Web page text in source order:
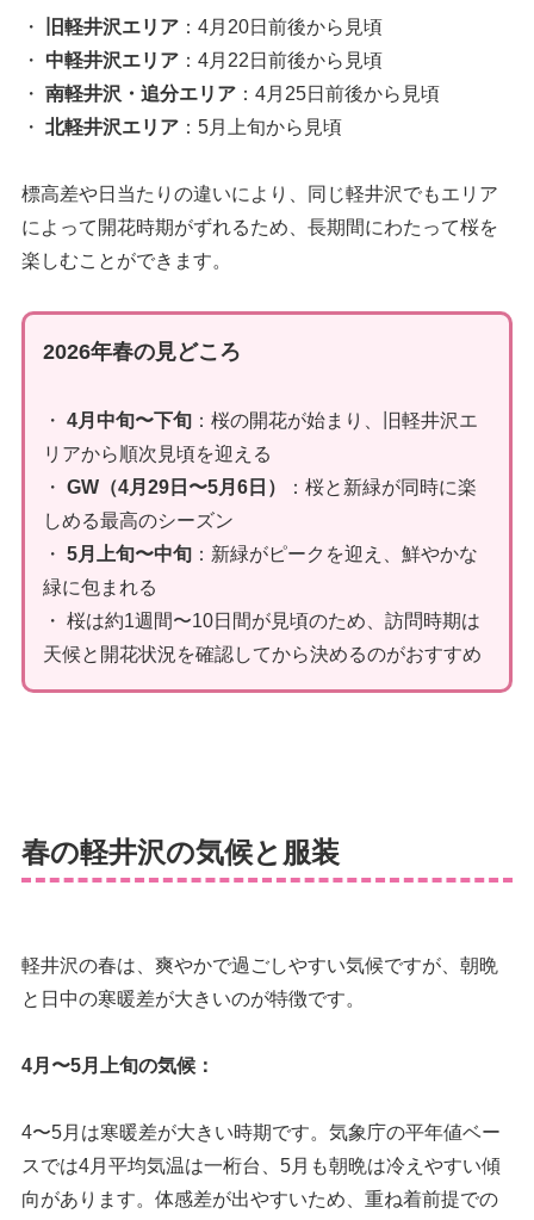
・ 旧軽井沢エリア：4月20日前後から見頃
・ 中軽井沢エリア：4月22日前後から見頃
・ 南軽井沢・追分エリア：4月25日前後から見頃
・ 北軽井沢エリア：5月上旬から見頃
標高差や日当たりの違いにより、同じ軽井沢でもエリア
によって開花時期がずれるため、長期間にわたって桜を
楽しむことができます。
2026年春の見どころ
・ 4月中旬〜下旬：桜の開花が始まり、旧軽井沢エ
リアから順次見頃を迎える
・ GW（4月29日〜5月6日）
：桜と新緑が同時に楽
しめる最高のシーズン
・ 5月上旬〜中旬：新緑がピークを迎え、鮮やかな
緑に包まれる
・ 桜は約1週間〜10日間が見頃のため、訪問時期は
天候と開花状況を確認してから決めるのがおすすめ
春の軽井沢の気候と服装
軽井沢の春は、爽やかで過ごしやすい気候ですが、朝晩
と日中の寒暖差が大きいのが特徴です。
4月〜5月上旬の気候：
4〜5月は寒暖差が大きい時期です。気象庁の平年値ベー
スでは4月平均気温は一桁台、5月も朝晩は冷えやすい傾
向があります。体感差が出やすいため、重ね着前提での